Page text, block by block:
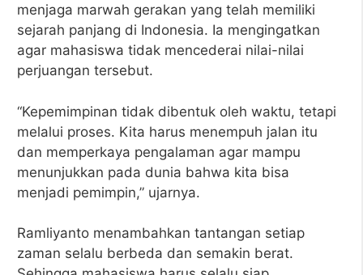
menjaga marwah gerakan yang telah memiliki
sejarah panjang di Indonesia. Ia mengingatkan
agar mahasiswa tidak mencederai nilai-nilai
perjuangan tersebut.
“Kepemimpinan tidak dibentuk oleh waktu, tetapi
melalui proses. Kita harus menempuh jalan itu
dan memperkaya pengalaman agar mampu
menunjukkan pada dunia bahwa kita bisa
menjadi pemimpin,” ujarnya.
Ramliyanto menambahkan tantangan setiap
zaman selalu berbeda dan semakin berat.